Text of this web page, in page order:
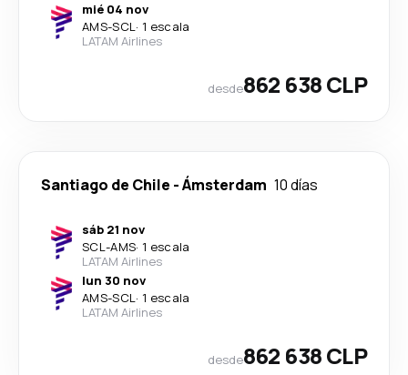
mié 04 nov
AMS-SCL· 1 escala
LATAM Airlines
desde862 638 CLP
Santiago de Chile -Ámsterdam 10 días
sáb 21 nov
SCL-AMS· 1 escala
LATAM Airlines
lun 30 nov
AMS-SCL· 1 escala
LATAM Airlines
desde862 638 CLP